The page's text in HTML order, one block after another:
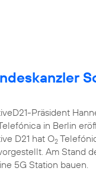
Präsident
in Berlin
D21 hat O2
Am Stand
5G Station bauen.